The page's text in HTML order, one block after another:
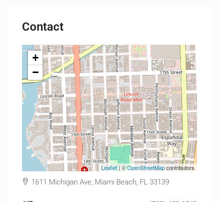
Contact
+
−
Leaflet| ©OpenStreetMapcontributors
1611 Michigan Ave, Miami Beach, FL 33139